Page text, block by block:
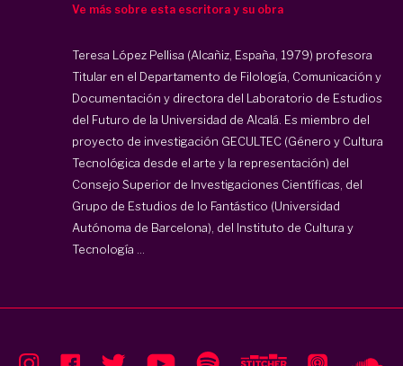
Ve más sobre esta escritora y su obra
Teresa López Pellisa (Alcañiz, España, 1979) profesora
Titular en el Departamento de Filología, Comunicación y
Documentación y directora del Laboratorio de Estudios
del Futuro de la Universidad de Alcalá. Es miembro del
proyecto de investigación GECULTEC (Género y Cultura
Tecnológica desde el arte y la representación) del
Consejo Superior de Investigaciones Científicas, del
Grupo de Estudios de lo Fantástico (Universidad
Autónoma de Barcelona), del Instituto de Cultura y
Tecnología ...